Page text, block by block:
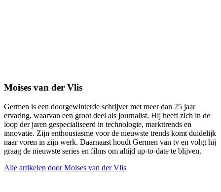
Moises van der Vlis
Germen is een doorgewinterde schrijver met meer dan 25 jaar
ervaring, waarvan een groot deel als journalist. Hij heeft zich in de
loop der jaren gespecialiseerd in technologie, markttrends en
innovatie. Zijn enthousiasme voor de nieuwste trends komt duidelijk
naar voren in zijn werk. Daarnaast houdt Germen van tv en volgt hij
graag de nieuwste series en films om altijd up-to-date te blijven.
Alle artikelen door Moises van der Vlis